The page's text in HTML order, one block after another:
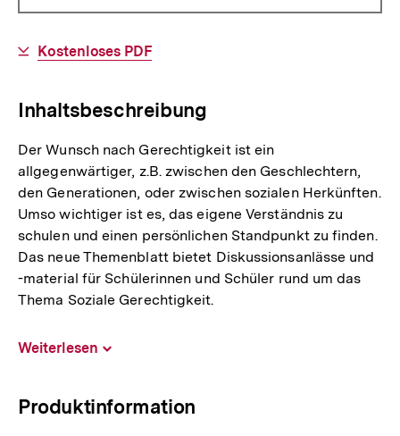
NICHT
Download-
Kostenloses PDF
Inhaltsbeschreibung
Der Wunsch nach Gerechtigkeit ist ein
allgegenwärtiger, z.B. zwischen den Geschlechtern,
den Generationen, oder zwischen sozialen Herkünften.
Umso wichtiger ist es, das eigene Verständnis zu
schulen und einen persönlichen Standpunkt zu finden.
Das neue Themenblatt bietet Diskussionsanlässe und
-material für Schülerinnen und Schüler rund um das
Thema Soziale Gerechtigkeit.
Weiterlesen
Produktinformation